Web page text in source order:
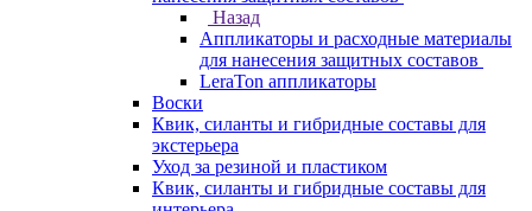
Назад
Аппликаторы и расходные материалы
для нанесения защитных составов
LeraTon аппликаторы
Воски
Квик, силанты и гибридные составы для
экстерьера
Уход за резиной и пластиком
Квик, силанты и гибридные составы для